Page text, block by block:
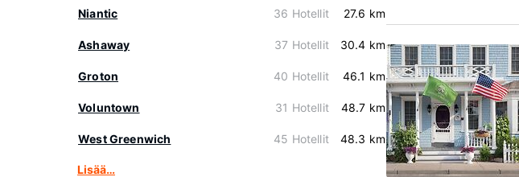
Niantic 36 Hotellit 27.6 km
Ashaway 37 Hotellit 30.4 km
Groton 40 Hotellit 46.1 km
Voluntown 31 Hotellit 48.7 km
West Greenwich 45 Hotellit 48.3 km
Lisää…